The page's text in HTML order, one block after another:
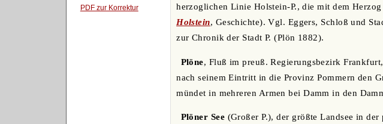
PDF zur Korrektur
herzoglichen Linie Holstein-P., die mit dem
Holstein, Geschichte). Vgl. Eggers, Schloß und
zur Chronik der Stadt P. (Plön 1882).
Plöne, Fluß im preuß. Regierungsbezirk
nach seinem Eintritt in die Provinz Pommern den
mündet in mehreren Armen bei Damm in den
Plöner See (Großer P.), der größte Landsee in